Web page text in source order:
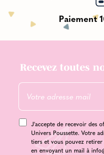
Paiement
Recevez toutes
J'accepte de recevoir des
Univers Poussette. Votre
tiers et vous pouvez
en envoyant un mail à